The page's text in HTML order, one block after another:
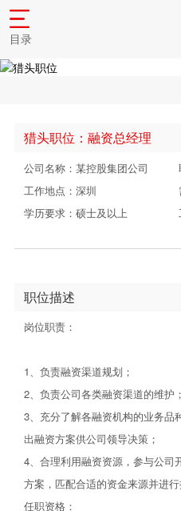
目录
猎头职位：融资总经理
公司名称：某控股集团公司
工作地点：深圳
学历要求：硕士及以上
职位描述
岗位职责：
1、负责融资渠道规划；
2、负责公司各类融资渠道的维护；
3、充分了解各融资机构的业务品
出融资方案供公司领导决策；
4、合理利用融资资源，参与公司
方案，匹配合适的资金来源并进行
任职资格：